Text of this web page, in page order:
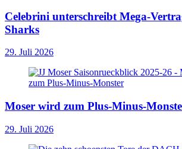
Celebrini unterschreibt Mega-
Sharks
29. Juli 2026
Moser wird zum Plus-Minus-
29. Juli 2026